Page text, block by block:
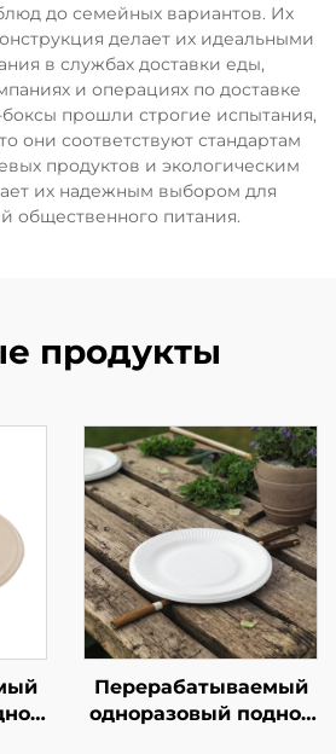
до семейных вариантов. Их
делает их идеальными
в службах доставки еды,
и операциях по доставке
боксы прошли строгие испытания,
они соответствуют стандартам
продуктов и экологическим
их надежным выбором для
общественного питания.
продукты
Перерабатываемый
одноразовый поднос